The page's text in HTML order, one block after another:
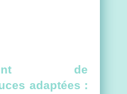
de
adaptées :